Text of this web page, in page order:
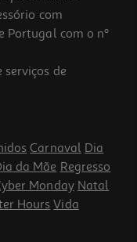
com
Portugal com o nº
de
Carnaval Dia
da Mãe Regresso
Monday Natal
Hours Vida